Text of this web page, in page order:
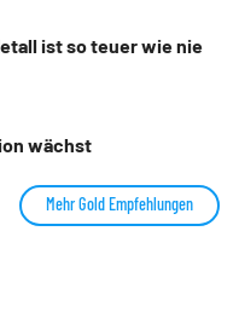
ist so teuer wie nie
wächst
Mehr Gold Empfehlungen